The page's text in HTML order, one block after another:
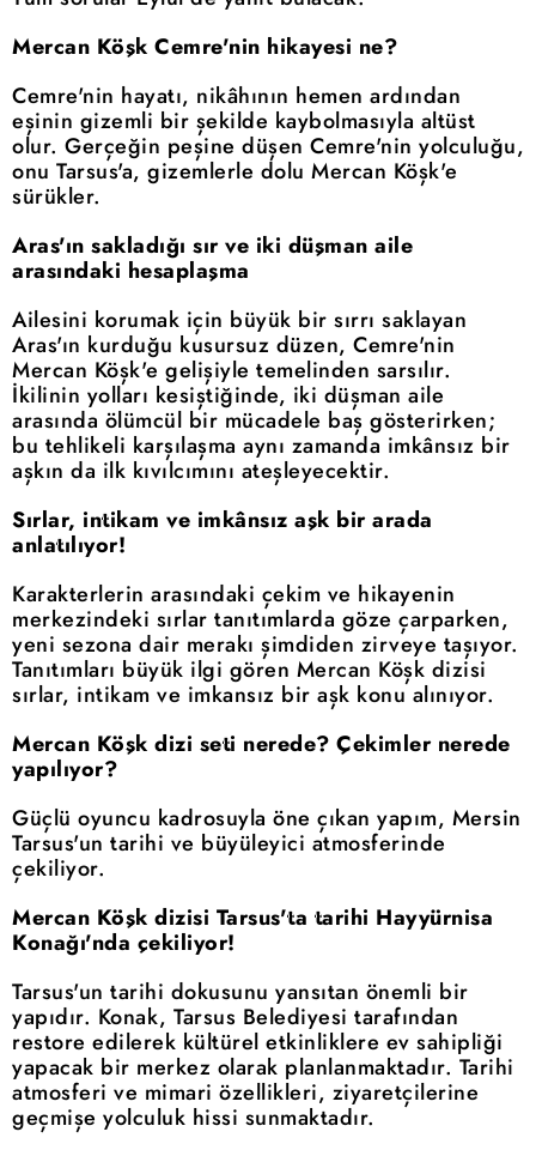
Mercan Köşk Cemre'nin hikayesi ne?
Cemre'nin hayatı, nikâhının hemen ardından
eşinin gizemli bir şekilde kaybolmasıyla altüst
olur. Gerçeğin peşine düşen Cemre'nin yolculuğu,
onu Tarsus'a, gizemlerle dolu Mercan Köşk'e
sürükler.
Aras'ın sakladığı sır ve iki düşman aile
arasındaki hesaplaşma
Ailesini korumak için büyük bir sırrı saklayan
Aras'ın kurduğu kusursuz düzen, Cemre'nin
Mercan Köşk'e gelişiyle temelinden sarsılır.
İkilinin yolları kesiştiğinde, iki düşman aile
arasında ölümcül bir mücadele baş gösterirken;
bu tehlikeli karşılaşma aynı zamanda imkânsız bir
aşkın da ilk kıvılcımını ateşleyecektir.
Sırlar, intikam ve imkânsız aşk bir arada
anlatılıyor!
Karakterlerin arasındaki çekim ve hikayenin
merkezindeki sırlar tanıtımlarda göze çarparken,
yeni sezona dair merakı şimdiden zirveye taşıyor.
Tanıtımları büyük ilgi gören Mercan Köşk dizisi
sırlar, intikam ve imkansız bir aşk konu alınıyor.
Mercan Köşk dizi seti nerede? Çekimler nerede
yapılıyor?
Güçlü oyuncu kadrosuyla öne çıkan yapım, Mersin
Tarsus'un tarihi ve büyüleyici atmosferinde
çekiliyor.
Mercan Köşk dizisi Tarsus'ta tarihi Hayyürnisa
Konağı'nda çekiliyor!
Tarsus'un tarihi dokusunu yansıtan önemli bir
yapıdır. Konak, Tarsus Belediyesi tarafından
restore edilerek kültürel etkinliklere ev sahipliği
yapacak bir merkez olarak planlanmaktadır. Tarihi
atmosferi ve mimari özellikleri, ziyaretçilerine
geçmişe yolculuk hissi sunmaktadır.